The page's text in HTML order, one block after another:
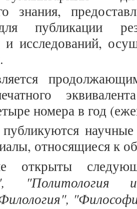
знания,
публикации
и исследований,
номера в год
относящиеся к
открыты
"Политология